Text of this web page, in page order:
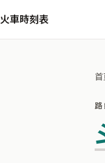
火車時刻表
首